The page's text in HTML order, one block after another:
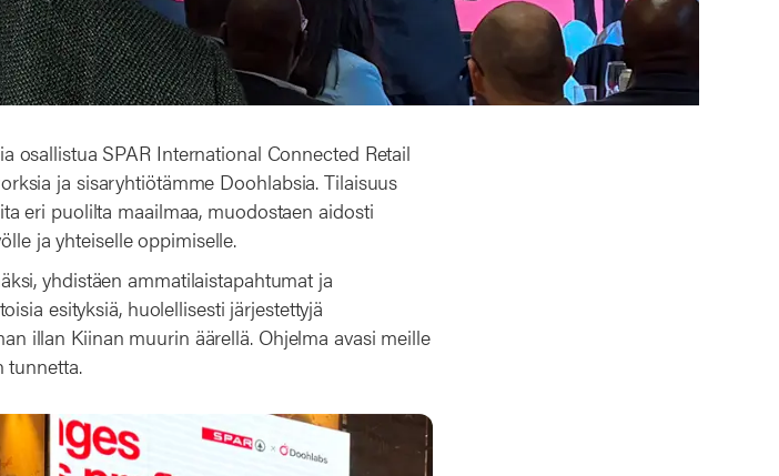
osallistua SPAR International Connected Retail
ja sisaryhtiötämme Doohlabsia. Tilaisuus
eri puolilta maailmaa, muodostaen aidosti
ja yhteiselle oppimiselle.
yhdistäen ammatilaistapahtumat ja
esityksiä, huolellisesti järjestettyjä
illan Kiinan muurin äärellä. Ohjelma avasi meille
tunnetta.